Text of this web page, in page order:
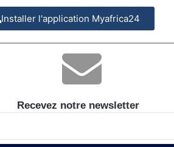
Installer l'application Myafrica24
Recevez notre newsletter